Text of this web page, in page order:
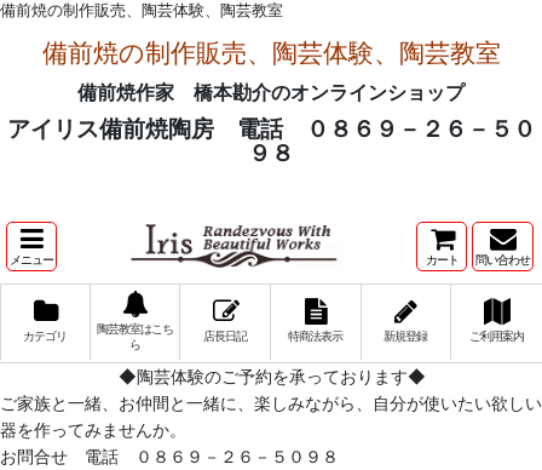
備前焼の制作販売、陶芸体験、陶芸教室
備前焼の制作販売、陶芸体験、陶芸教室
備前焼作家 橋本勘介のオンラインショップ
アイリス備前焼陶房 電話 ０８６９－２６－５０
９８
メニュー カート 問い合わせ
カテゴリ
陶芸教室はこち
ら
店長日記 特商法表示 新規登録 ご利用案内
◆陶芸体験のご予約を承っております◆
ご家族と一緒、お仲間と一緒に、楽しみながら、自分が使いたい欲しい
器を作ってみませんか。
お問合せ 電話 ０８６９－２６－５０９８